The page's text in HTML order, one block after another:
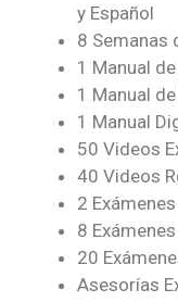
y Español
8 Semanas
1 Manual
1 Manual
1 Manual
50 Videos
40 Videos
2
8
20
Asesorías